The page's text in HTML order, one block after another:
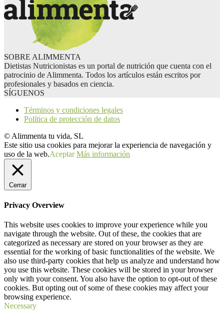
SOBRE ALIMMENTA
Dietistas Nutricionistas es un portal de nutrición que cuenta con el
patrocinio de Alimmenta. Todos los artículos están escritos por
profesionales y basados en ciencia.
SÍGUENOS
Términos y condiciones legales
Política de protección de datos
© Alimmenta tu vida, SL
Este sitio usa cookies para mejorar la experiencia de navegación y
uso de la web.Aceptar Más información
Cerrar
Privacy Overview
This website uses cookies to improve your experience while you
navigate through the website. Out of these, the cookies that are
categorized as necessary are stored on your browser as they are
essential for the working of basic functionalities of the website. We
also use third-party cookies that help us analyze and understand how
you use this website. These cookies will be stored in your browser
only with your consent. You also have the option to opt-out of these
cookies. But opting out of some of these cookies may affect your
browsing experience.
Necessary